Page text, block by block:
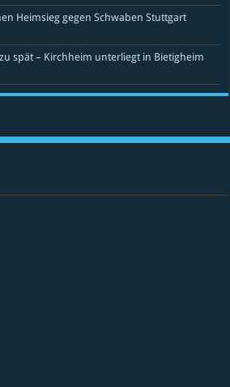
Heimsieg gegen Schwaben Stuttgart
spät – Kirchheim unterliegt in Bietigheim